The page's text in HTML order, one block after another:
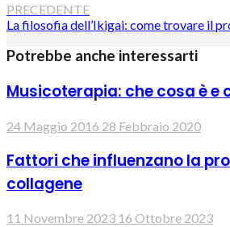
PRECEDENTE
La filosofia dell’Ikigai: come trovare il
Potrebbe anche interessarti
Musicoterapia: che cosa è e
24 Maggio 2016 28 Febbraio 2020
Fattori che influenzano la
collagene
11 Novembre 2023 16 Ottobre 2023